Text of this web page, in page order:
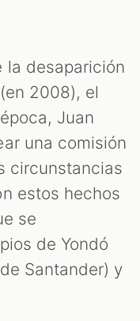
la desaparición
2008), el
Juan
una comisión
circunstancias
estos hechos
se
de Yondó
Santander) y